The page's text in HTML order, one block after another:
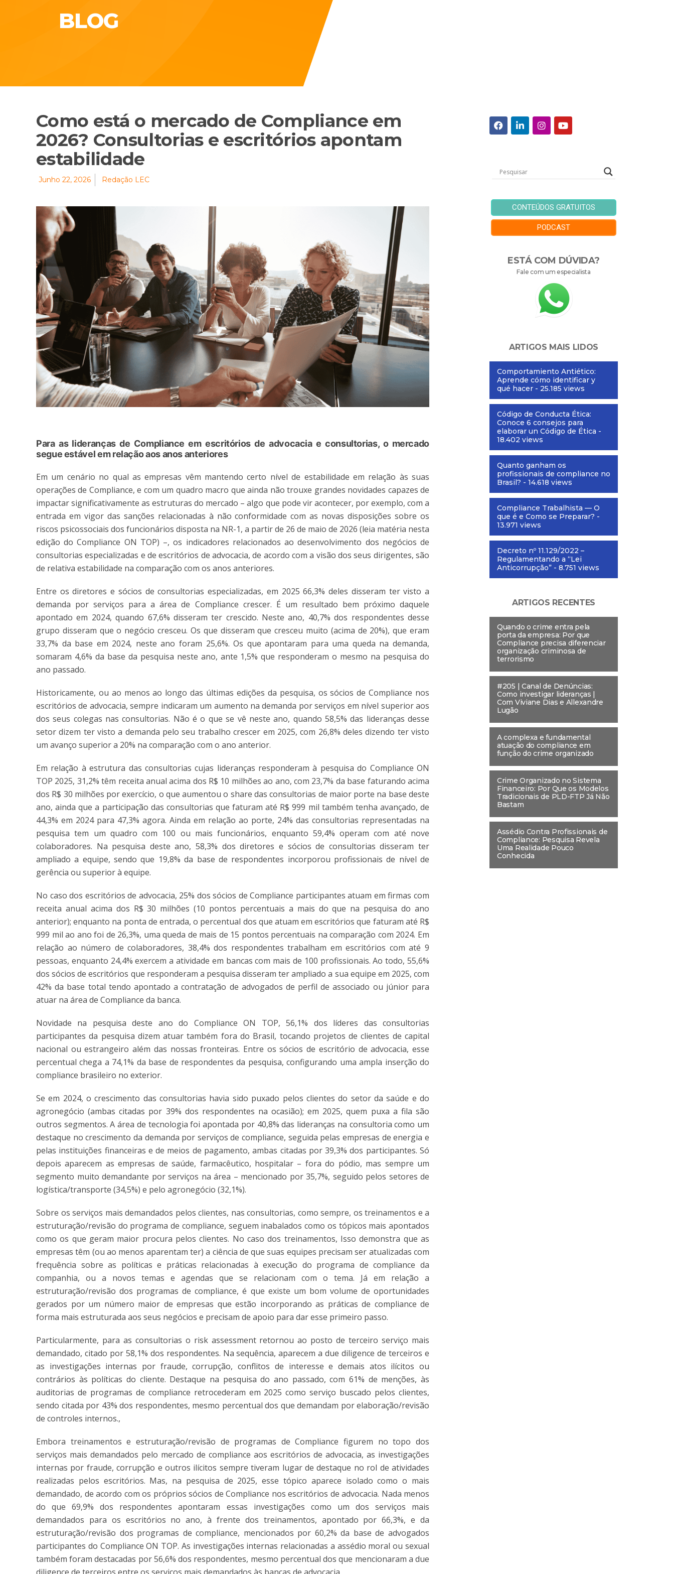
BLOG
Como está o mercado de Compliance em
2026? Consultorias e escritórios apontam
estabilidade
Junho 22, 2026 Redação LEC
Para as lideranças de Compliance em escritórios de advocacia e consultorias, o mercado
segue estável em relação aos anos anteriores
Em um cenário no qual as empresas vêm mantendo certo nível de estabilidade em relação às suas
operações de Compliance, e com um quadro macro que ainda não trouxe grandes novidades capazes de
impactar significativamente as estruturas do mercado – algo que pode vir acontecer, por exemplo, com a
entrada em vigor das sanções relacionadas à não conformidade com as novas disposições sobre os
riscos psicossociais dos funcionários disposta na NR-1, a partir de 26 de maio de 2026 (leia matéria nesta
edição do Compliance ON TOP) –, os indicadores relacionados ao desenvolvimento dos negócios de
consultorias especializadas e de escritórios de advocacia, de acordo com a visão dos seus dirigentes, são
de relativa estabilidade na comparação com os anos anteriores.
Entre os diretores e sócios de consultorias especializadas, em 2025 66,3% deles disseram ter visto a
demanda por serviços para a área de Compliance crescer. É um resultado bem próximo daquele
apontado em 2024, quando 67,6% disseram ter crescido. Neste ano, 40,7% dos respondentes desse
grupo disseram que o negócio cresceu. Os que disseram que cresceu muito (acima de 20%), que eram
33,7% da base em 2024, neste ano foram 25,6%. Os que apontaram para uma queda na demanda,
somaram 4,6% da base da pesquisa neste ano, ante 1,5% que responderam o mesmo na pesquisa do
ano passado.
Historicamente, ou ao menos ao longo das últimas edições da pesquisa, os sócios de Compliance nos
escritórios de advocacia, sempre indicaram um aumento na demanda por serviços em nível superior aos
dos seus colegas nas consultorias. Não é o que se vê neste ano, quando 58,5% das lideranças desse
setor dizem ter visto a demanda pelo seu trabalho crescer em 2025, com 26,8% deles dizendo ter visto
um avanço superior a 20% na comparação com o ano anterior.
Em relação à estrutura das consultorias cujas lideranças responderam à pesquisa do Compliance ON
TOP 2025, 31,2% têm receita anual acima dos R$ 10 milhões ao ano, com 23,7% da base faturando acima
dos R$ 30 milhões por exercício, o que aumentou o share das consultorias de maior porte na base deste
ano, ainda que a participação das consultorias que faturam até R$ 999 mil também tenha avançado, de
44,3% em 2024 para 47,3% agora. Ainda em relação ao porte, 24% das consultorias representadas na
pesquisa tem um quadro com 100 ou mais funcionários, enquanto 59,4% operam com até nove
colaboradores. Na pesquisa deste ano, 58,3% dos diretores e sócios de consultorias disseram ter
ampliado a equipe, sendo que 19,8% da base de respondentes incorporou profissionais de nível de
gerência ou superior à equipe.
No caso dos escritórios de advocacia, 25% dos sócios de Compliance participantes atuam em firmas com
receita anual acima dos R$ 30 milhões (10 pontos percentuais a mais do que na pesquisa do ano
anterior); enquanto na ponta de entrada, o percentual dos que atuam em escritórios que faturam até R$
999 mil ao ano foi de 26,3%, uma queda de mais de 15 pontos percentuais na comparação com 2024. Em
relação ao número de colaboradores, 38,4% dos respondentes trabalham em escritórios com até 9
pessoas, enquanto 24,4% exercem a atividade em bancas com mais de 100 profissionais. Ao todo, 55,6%
dos sócios de escritórios que responderam a pesquisa disseram ter ampliado a sua equipe em 2025, com
42% da base total tendo apontado a contratação de advogados de perfil de associado ou júnior para
atuar na área de Compliance da banca.
Novidade na pesquisa deste ano do Compliance ON TOP, 56,1% dos líderes das consultorias
participantes da pesquisa dizem atuar também fora do Brasil, tocando projetos de clientes de capital
nacional ou estrangeiro além das nossas fronteiras. Entre os sócios de escritório de advocacia, esse
percentual chega a 74,1% da base de respondentes da pesquisa, configurando uma ampla inserção do
compliance brasileiro no exterior.
Se em 2024, o crescimento das consultorias havia sido puxado pelos clientes do setor da saúde e do
agronegócio (ambas citadas por 39% dos respondentes na ocasião); em 2025, quem puxa a fila são
outros segmentos. A área de tecnologia foi apontada por 40,8% das lideranças na consultoria como um
destaque no crescimento da demanda por serviços de compliance, seguida pelas empresas de energia e
pelas instituições financeiras e de meios de pagamento, ambas citadas por 39,3% dos participantes. Só
depois aparecem as empresas de saúde, farmacêutico, hospitalar – fora do pódio, mas sempre um
segmento muito demandante por serviços na área – mencionado por 35,7%, seguido pelos setores de
logística/transporte (34,5%) e pelo agronegócio (32,1%).
Sobre os serviços mais demandados pelos clientes, nas consultorias, como sempre, os treinamentos e a
estruturação/revisão do programa de compliance, seguem inabalados como os tópicos mais apontados
como os que geram maior procura pelos clientes. No caso dos treinamentos, Isso demonstra que as
empresas têm (ou ao menos aparentam ter) a ciência de que suas equipes precisam ser atualizadas com
frequência sobre as políticas e práticas relacionadas à execução do programa de compliance da
companhia, ou a novos temas e agendas que se relacionam com o tema. Já em relação a
estruturação/revisão dos programas de compliance, é que existe um bom volume de oportunidades
gerados por um número maior de empresas que estão incorporando as práticas de compliance de
forma mais estruturada aos seus negócios e precisam de apoio para dar esse primeiro passo.
Particularmente, para as consultorias o risk assessment retornou ao posto de terceiro serviço mais
demandado, citado por 58,1% dos respondentes. Na sequência, aparecem a due diligence de terceiros e
as investigações internas por fraude, corrupção, conflitos de interesse e demais atos ilícitos ou
contrários às políticas do cliente. Destaque na pesquisa do ano passado, com 61% de menções, às
auditorias de programas de compliance retrocederam em 2025 como serviço buscado pelos clientes,
sendo citada por 43% dos respondentes, mesmo percentual dos que demandam por elaboração/revisão
de controles internos.,
Embora treinamentos e estruturação/revisão de programas de Compliance figurem no topo dos
serviços mais demandados pelo mercado de compliance aos escritórios de advocacia, as investigações
internas por fraude, corrupção e outros ilícitos sempre tiveram lugar de destaque no rol de atividades
realizadas pelos escritórios. Mas, na pesquisa de 2025, esse tópico aparece isolado como o mais
demandado, de acordo com os próprios sócios de Compliance nos escritórios de advocacia. Nada menos
do que 69,9% dos respondentes apontaram essas investigações como um dos serviços mais
demandados para os escritórios no ano, à frente dos treinamentos, apontado por 66,3%, e da
estruturação/revisão dos programas de compliance, mencionados por 60,2% da base de advogados
participantes do Compliance ON TOP. As investigações internas relacionadas a assédio moral ou sexual
também foram destacadas por 56,6% dos respondentes, mesmo percentual dos que mencionaram a due
CONTEÚDOS GRATUITOS
PODCAST
ESTÁ COM DÚVIDA?
Fale com um especialista
ARTIGOS MAIS LIDOS
Comportamiento Antiético:
Aprende cómo identificar y
qué hacer - 25.185 views
Código de Conducta Ética:
Conoce 6 consejos para
elaborar un Código de Ética -
18.402 views
Quanto ganham os
profissionais de compliance no
Brasil? - 14.618 views
Compliance Trabalhista — O
que é e Como se Preparar? -
13.971 views
Decreto nº 11.129/2022 –
Regulamentando a “Lei
Anticorrupção” - 8.751 views
ARTIGOS RECENTES
Quando o crime entra pela
porta da empresa: Por que
Compliance precisa diferenciar
organização criminosa de
terrorismo
#205 | Canal de Denúncias:
Como investigar lideranças |
Com Viviane Dias e Allexandre
Lugão
A complexa e fundamental
atuação do compliance em
função do crime organizado
Crime Organizado no Sistema
Financeiro: Por Que os Modelos
Tradicionais de PLD-FTP Já Não
Bastam
Assédio Contra Profissionais de
Compliance: Pesquisa Revela
Uma Realidade Pouco
Conhecida